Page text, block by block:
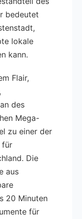
bedeutet
lokale
kann.
Flair,
des
Mega-
zu einer der
für
Die
aus
20 Minuten
für